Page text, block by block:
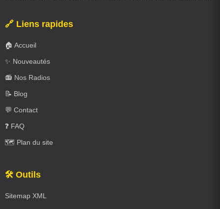
🔗 Liens rapides
🏠 Accueil
✨ Nouveautés
📻 Nos Radios
📝 Blog
💬 Contact
❓ FAQ
🗺️ Plan du site
🛠️ Outils
Sitemap XML